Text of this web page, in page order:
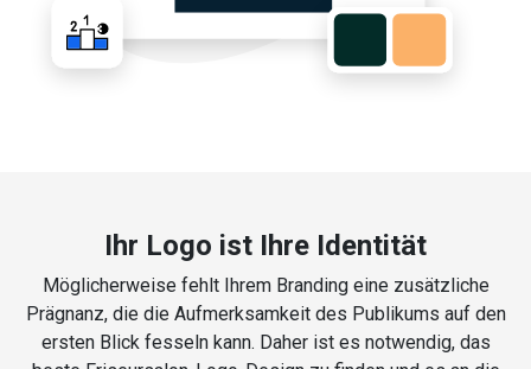
Ihr Logo ist Ihre Identität
Möglicherweise fehlt Ihrem Branding eine zusätzliche
Prägnanz, die die Aufmerksamkeit des Publikums auf den
ersten Blick fesseln kann. Daher ist es notwendig, das